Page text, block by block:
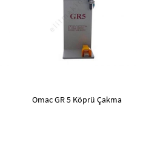
Omac GR 5 Köprü Çakma